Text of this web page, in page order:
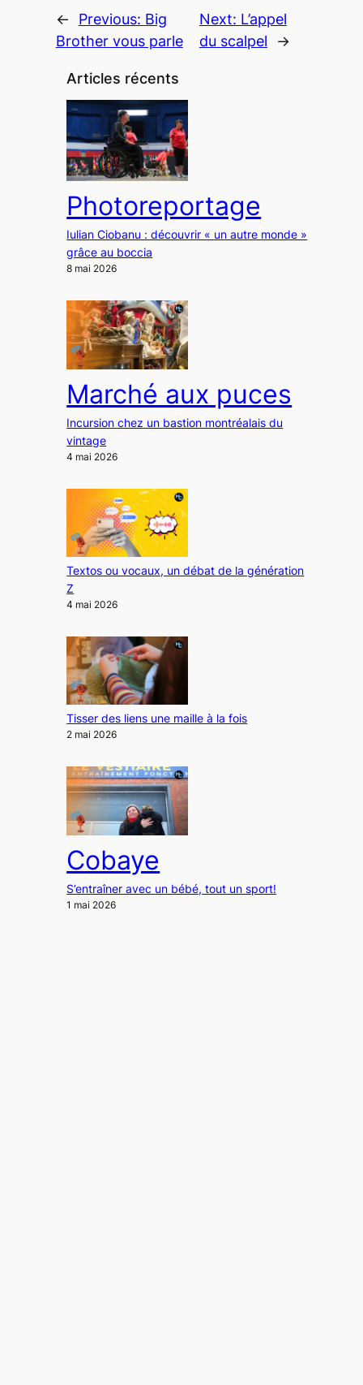
← Previous: Big
Brother vous parle
Next: L’appel
du scalpel
→
Articles récents
Photoreportage
Iulian Ciobanu : découvrir « un autre monde »
grâce au boccia
8 mai 2026
Marché aux puces
Incursion chez un bastion montréalais du
vintage
4 mai 2026
Textos ou vocaux, un débat de la génération
Z
4 mai 2026
Tisser des liens une maille à la fois
2 mai 2026
Cobaye
S’entraîner avec un bébé, tout un sport!
1 mai 2026